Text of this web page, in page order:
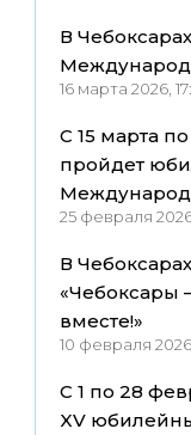
В
16 марта 2026,
С 15 марта
пройдет
25 февраля
В
«Чебоксары
вместе!»
10 февраля 2026,
С 1 по 28
XV